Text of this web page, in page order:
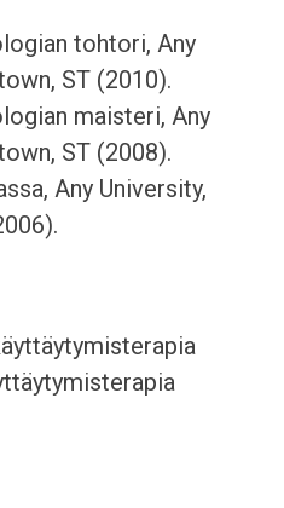
tohtori, Any
ST (2010).
maisteri, Any
ST (2008).
Any University,